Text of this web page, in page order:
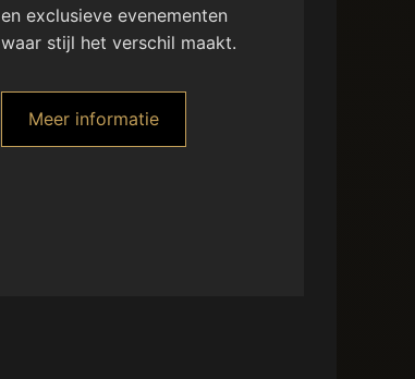
en exclusieve evenementen
waar stijl het verschil maakt.
Meer informatie